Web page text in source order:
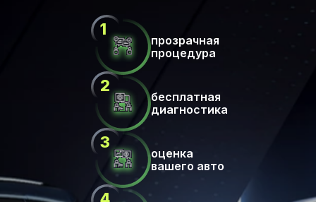
прозрачная
процедура
бесплатная
диагностика
оценка
вашего авто